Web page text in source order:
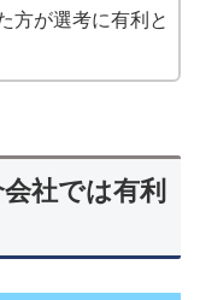
方が選考に有利と
社では有利